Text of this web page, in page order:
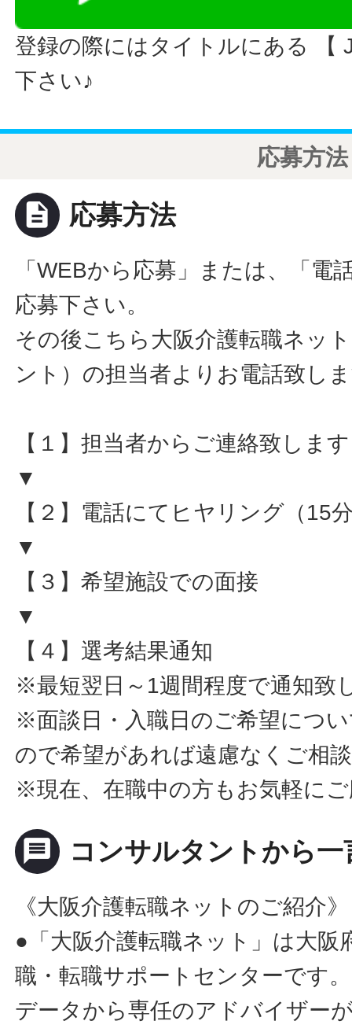
登録の際にはタイトルにある 【
下さい♪
応募方法
description 応募方法
「WEBから応募」または、「電
応募下さい。
その後こちら大阪介護転職ネッ
ント）の担当者よりお電話致し
【１】担当者からご連絡致します
▼
【２】電話にてヒヤリング（15
▼
【３】希望施設での面接
▼
【４】選考結果通知
※最短翌日～1週間程度で通知致
※面談日・入職日のご希望につ
ので希望があれば遠慮なくご相
※現在、在職中の方もお気軽に
message コンサルタントから一
《大阪介護転職ネットのご紹介》
●「大阪介護転職ネット」は大阪
職・転職サポートセンターです
データから専任のアドバイザー